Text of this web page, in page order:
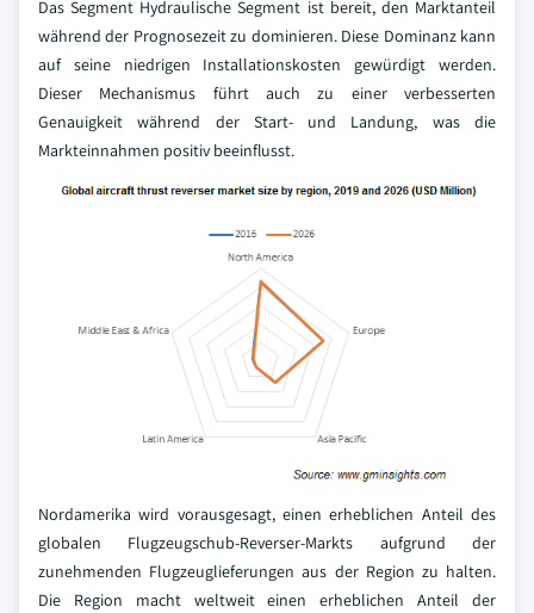
Das Segment Hydraulische Segment ist bereit, den Marktanteil
während der Prognosezeit zu dominieren. Diese Dominanz kann
auf seine niedrigen Installationskosten gewürdigt werden.
Dieser Mechanismus führt auch zu einer verbesserten
Genauigkeit während der Start- und Landung, was die
Markteinnahmen positiv beeinflusst.
Nordamerika wird vorausgesagt, einen erheblichen Anteil des
globalen Flugzeugschub-Reverser-Markts aufgrund der
zunehmenden Flugzeuglieferungen aus der Region zu halten.
Die Region macht weltweit einen erheblichen Anteil der